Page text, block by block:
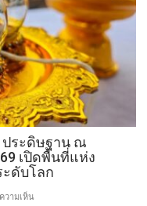
ประดิษฐาน ณ
เปิดพื้นที่แห่ง
ดับโลก
วามเห็น